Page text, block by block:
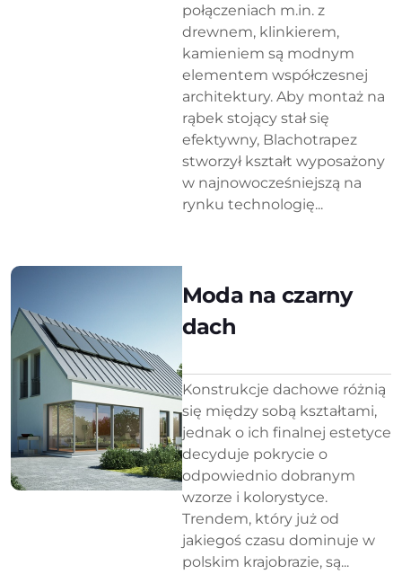
połączeniach m.in. z
drewnem, klinkierem,
kamieniem są modnym
elementem współczesnej
architektury. Aby montaż na
rąbek stojący stał się
efektywny, Blachotrapez
stworzył kształt wyposażony
w najnowocześniejszą na
rynku technologię...
Moda na czarny
dach
Konstrukcje dachowe różnią
się między sobą kształtami,
jednak o ich finalnej estetyce
decyduje pokrycie o
odpowiednio dobranym
wzorze i kolorystyce.
Trendem, który już od
jakiegoś czasu dominuje w
polskim krajobrazie, są...